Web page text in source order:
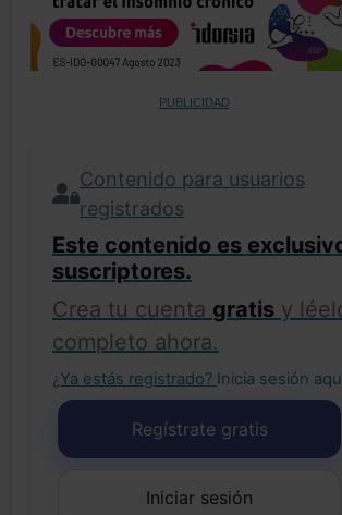
PUBLICIDAD
Contenido para usuarios
registrados
Este contenido es
suscriptores.
Crea tu cuenta gratis y
completo ahora.
¿Ya estás registrado? Inicia sesión
Regístrate gratis
Iniciar sesión